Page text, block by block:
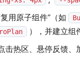
用原子组件”（如
），并建立组
击热区、悬停反馈